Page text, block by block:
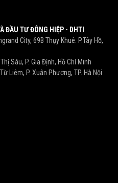
ĐẦU TƯ ĐÔNG HIỆP - DHTI
City, 69B Thụy Khuê. P.Tây Hồ,
Sáu, P. Gia Định, Hồ Chí Minh
Liêm, P. Xuân Phương, TP. Hà Nội